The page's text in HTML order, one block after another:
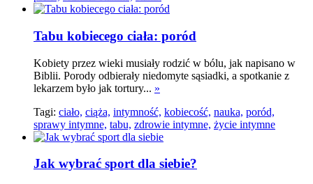
Tabu kobiecego ciała: poród
Kobiety przez wieki musiały rodzić w bólu, jak napisano w
Biblii. Porody odbierały niedomyte sąsiadki, a spotkanie z
lekarzem było jak tortury... »
Tagi: ciało, ciąża, intymność, kobiecość, nauka, poród,
sprawy intymne, tabu, zdrowie intymne, życie intymne
Jak wybrać sport dla siebie?